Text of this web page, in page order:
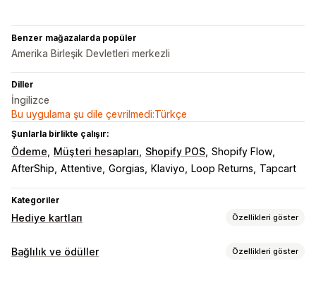
Benzer mağazalarda popüler
Amerika Birleşik Devletleri merkezli
Diller
İngilizce
Bu uygulama şu dile çevrilmedi:Türkçe
Şunlarla birlikte çalışır:
Ödeme Müşteri hesapları Shopify POS Shopify Flow
AfterShip Attentive Gorgias Klaviyo Loop Returns Tapcart
Kategoriler
Hediye kartları Özellikleri göster
Kart türleri
Bağlılık ve ödüller Özellikleri göster